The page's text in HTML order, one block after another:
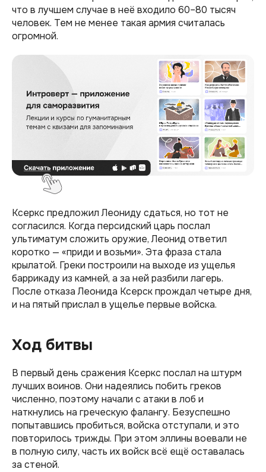
что в лучшем случае в неё входило 60–80 тысяч
человек. Тем не менее такая армия считалась
огромной.
Ксеркс предложил Леониду сдаться, но тот не
согласился. Когда персидский царь послал
ультиматум сложить оружие, Леонид ответил
коротко — «приди и возьми». Эта фраза стала
крылатой. Греки построили на выходе из ущелья
баррикаду из камней, а за ней разбили лагерь.
После отказа Леонида Ксерск прождал четыре дня,
и на пятый прислал в ущелье первые войска.
Ход битвы
В первый день сражения Ксеркс послал на штурм
лучших воинов. Они надеялись побить греков
численно, поэтому начали с атаки в лоб и
наткнулись на греческую фалангу. Безуспешно
попытавшись пробиться, войска отступали, и это
повторилось трижды. При этом эллины воевали не
в полную силу, часть их войск всё ещё оставалась
за стеной.